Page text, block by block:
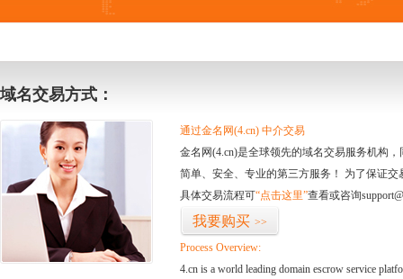
域名交易方式：
通过金名网(4.cn) 中介交易
金名网(4.cn)是全球领先的域名交易服务机构
简单、安全、专业的第三方服务！ 为了保证
具体交易流程可“点击这里”查看或咨询
我要购买 >>
Process Overview:
4.cn is a world leading domain escrow service